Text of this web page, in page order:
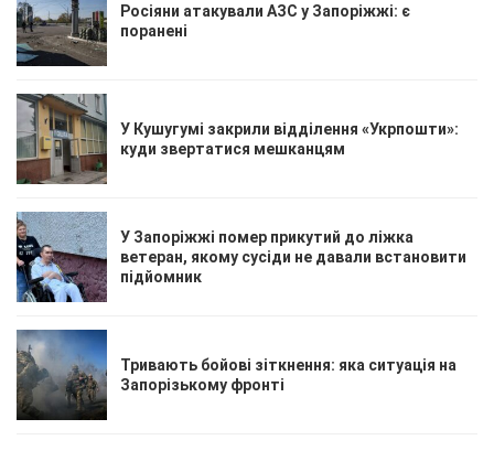
Росіяни атакували АЗС у Запоріжжі: є
поранені
У Кушугумі закрили відділення «Укрпошти»:
куди звертатися мешканцям
У Запоріжжі помер прикутий до ліжка
ветеран, якому сусіди не давали встановити
підйомник
Тривають бойові зіткнення: яка ситуація на
Запорізькому фронті